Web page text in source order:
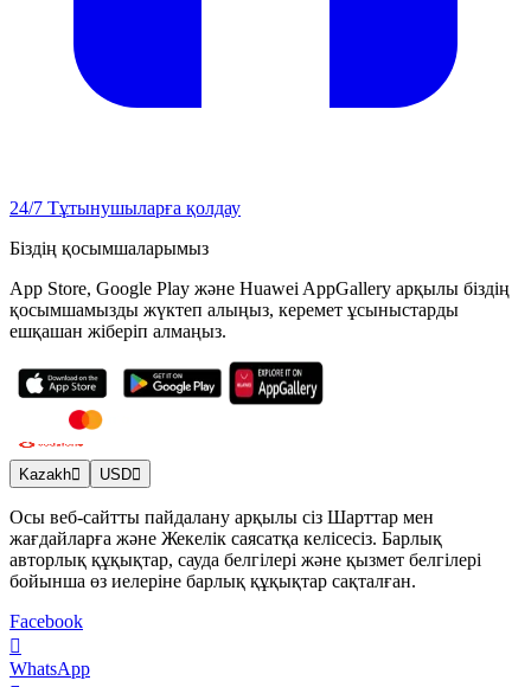
24/7 Тұтынушыларға қолдау
Біздің қосымшаларымыз
App Store, Google Play және Huawei AppGallery арқылы біздің
қосымшамызды жүктеп алыңыз, керемет ұсыныстарды
ешқашан жіберіп алмаңыз.
Kazakh USD
Осы веб-сайтты пайдалану арқылы сіз Шарттар мен
жағдайларға және Жекелік саясатқа келісесіз. Барлық
авторлық құқықтар, сауда белгілері және қызмет белгілері
бойынша өз иелеріне барлық құқықтар сақталған.
Facebook
WhatsApp